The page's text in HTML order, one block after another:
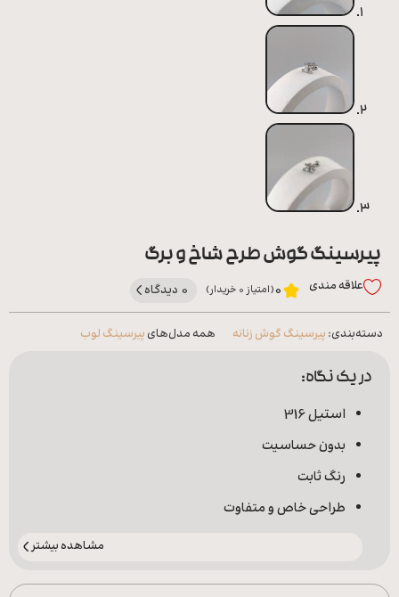
پیرسینگ گوش طرح شاخ و برگ
علاقه‌ مندی 0(امتیاز 0 خریدار) 0 دیدگاه
دسته‌بندی: پیرسینگ گوش زنانه همه مدل‌های پیرسینگ لوب
در یک نگاه:
استیل 316
بدون حساسیت
رنگ ثابت
طراحی خاص و متفاوت
مشاهده بیشتر